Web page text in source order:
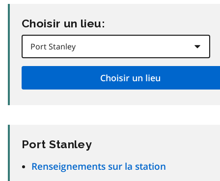
Choisir un lieu:
Port Stanley
Renseignements sur la station